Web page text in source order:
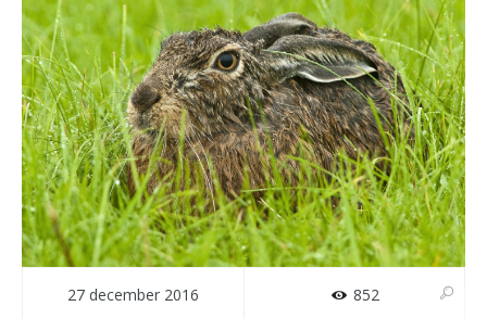
27 december 2016 852